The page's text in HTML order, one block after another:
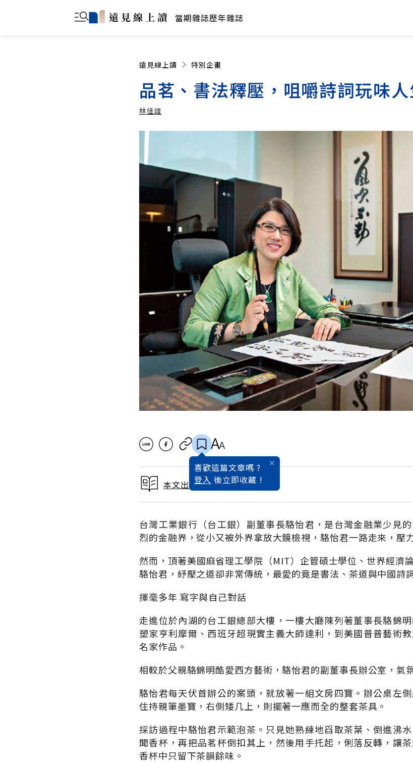
當期雜誌歷年雜誌
遠見線上讀 特別企畫
品茗、書法釋壓，咀嚼詩詞玩味
林佳誼
喜歡這篇文章嗎 ?
登入 後立即收藏 !
本文出自找到你的快樂日記
台灣工業銀行（台工銀）副董事長駱怡君，是台灣金融業少見
烈的金融界，從小又被外界拿放大鏡檢視，駱怡君一路走來，壓
然而，頂著美國麻省理工學院（MIT）企管碩士學位、世界經濟
駱怡君，紓壓之道卻非常傳統，最愛的竟是書法、茶道與中國詩
揮毫多年 寫字與自己對話
走進位於內湖的台工銀總部大樓，一樓大廳陳列著董事長駱錦
塑家亨利摩爾、西班牙超現實主義大師達利，到美國普普藝術
名家作品。
相較於父親駱錦明酷愛西方藝術，駱怡君的副董事長辦公室，氣
駱怡君每天伏首辦公的案頭，就放著一組文房四寶。辦公桌左
住持親筆墨寶，右側矮几上，則擺著一應而全的整套茶具。
採訪過程中駱怡君示範泡茶。只見她熟練地舀取茶葉、倒進沸
聞香杯，再把品茗杯倒扣其上，然後用手托起，俐落反轉，讓
香杯中只留下茶韻餘味。